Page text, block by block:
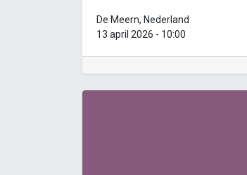
De Meern, Nederland
13 april 2026 - 10:00